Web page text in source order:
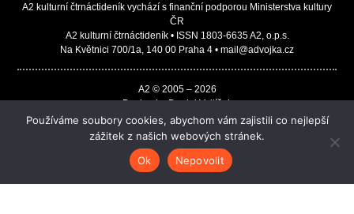
A2 kulturní čtrnáctideník vychází s finanční podporou Ministerstva kultury
ČR
A2 kulturní čtrnáctideník • ISSN 1803-6635 A2, o.p.s.
Na Květnici 700/1a, 140 00 Praha 4 • mail@advojka.cz
A2 © 2005 – 2026
Design by Daniel Vojtíšek
Built by JASA-IT & ChSoft
Používáme soubory cookies, abychom vám zajistili co nejlepší
zážitek z našich webových stránek.
Ok
Nepovolit